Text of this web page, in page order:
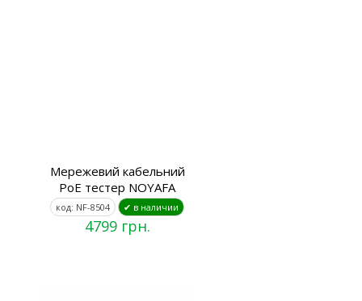
Мережевий кабельний
PoE тестер NOYAFA
код: NF-8504 ✔ в наличии
4799 грн.